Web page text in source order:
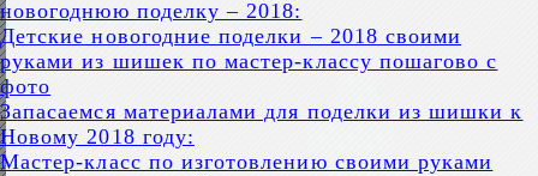
новогоднюю поделку – 2018:
Детские новогодние поделки – 2018 своими
руками из шишек по мастер-классу пошагово с
фото
Запасаемся материалами для поделки из шишки к
Новому 2018 году:
Мастер-класс по изготовлению своими руками